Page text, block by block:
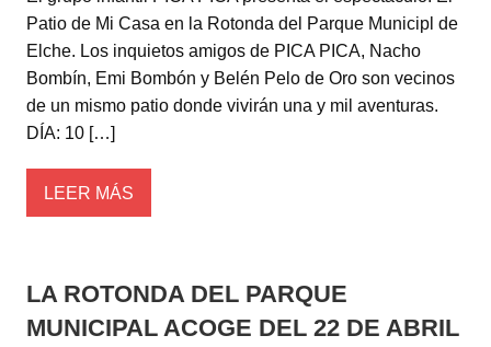
Patio de Mi Casa en la Rotonda del Parque Municipl de
Elche. Los inquietos amigos de PICA PICA, Nacho
Bombín, Emi Bombón y Belén Pelo de Oro son vecinos
de un mismo patio donde vivirán una y mil aventuras.
DÍA: 10 […]
LEER MÁS
LA ROTONDA DEL PARQUE
MUNICIPAL ACOGE DEL 22 DE ABRIL